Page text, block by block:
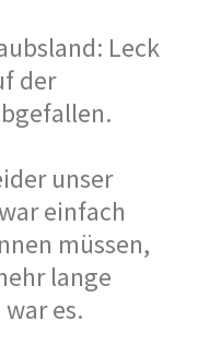
Leck
der
unser
einfach
müssen,
lange
es.